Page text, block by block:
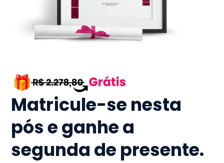
Matricule-se nesta
pós e ganhe a
segunda de presente.